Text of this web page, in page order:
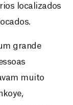
localizados
grande
muito